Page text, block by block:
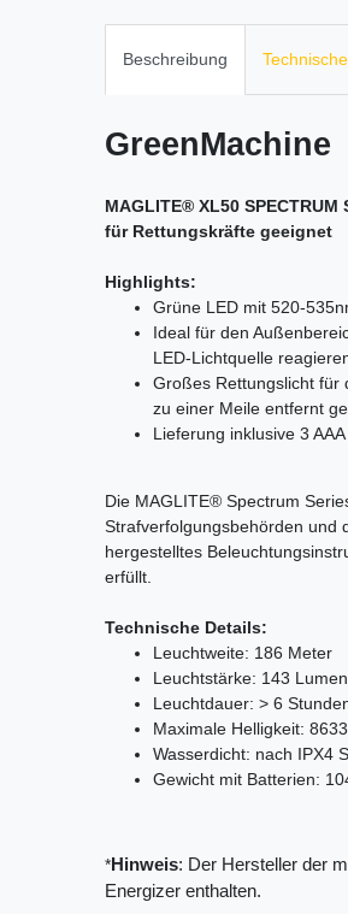
Beschreibung
MAGLITE® XL50
für Rettungskräfte geeignet
Highlights:
Grüne LED mit 520-
Ideal für den
LED-Lichtquelle
Großes Rettungslicht für
zu einer Meile entfernt
Lieferung inklusive 3
Die MAGLITE® Spectrum
Strafverfolgungsbehörden und
hergestelltes
erfüllt.
Technische Details:
Leuchtweite: 186 Meter
Leuchtstärke: 143 Lumen
Leuchtdauer: > 6
Maximale Helligkeit:
Wasserdicht: nach IPX4
Gewicht mit Batterien:
*Hinweis: Der Hersteller der
Energizer enthalten.